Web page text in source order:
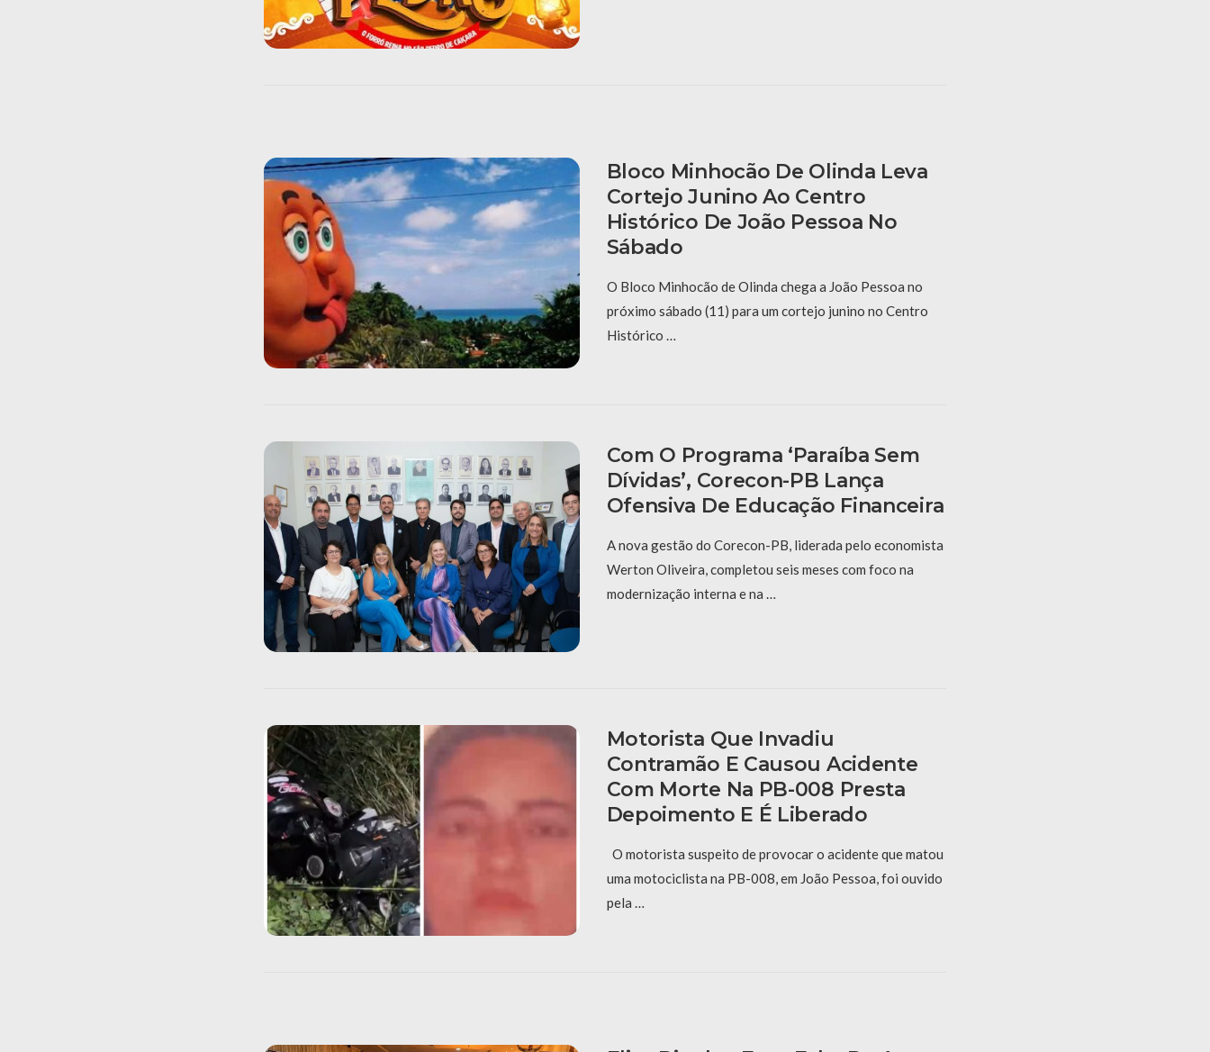
Bloco Minhocão De Olinda Leva
Cortejo Junino Ao Centro
Histórico De João Pessoa No
Sábado
O Bloco Minhocão de Olinda chega a João Pessoa no
próximo sábado (11) para um cortejo junino no Centro
Histórico …
Com O Programa ‘Paraíba Sem
Dívidas’, Corecon-PB Lança
Ofensiva De Educação Financeira
A nova gestão do Corecon-PB, liderada pelo economista
Werton Oliveira, completou seis meses com foco na
modernização interna e na …
Motorista Que Invadiu
Contramão E Causou Acidente
Com Morte Na PB-008 Presta
Depoimento E É Liberado
O motorista suspeito de provocar o acidente que matou
uma motociclista na PB-008, em João Pessoa, foi ouvido
pela …